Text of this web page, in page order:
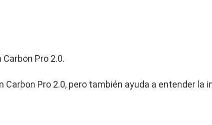
Pro 2.0.
Carbon Pro 2.0, pero también ayuda a entender